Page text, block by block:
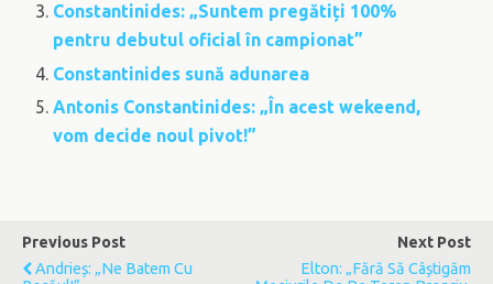
Constantinides: „Suntem pregătiți 100%
pentru debutul oficial în campionat”
Constantinides sună adunarea
Antonis Constantinides: „În acest wekeend,
vom decide noul pivot!”
Previous Post
Andrieș: „Ne Batem Cu
Next Post
Elton: „Fără Să Câștigăm